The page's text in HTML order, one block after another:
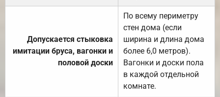
Допускается стыковка
имитации бруса, вагонки и
половой доски
По всему периметру
стен дома (если
ширина и длина дома
более 6,0 метров).
Вагонки и доски пола
в каждой отдельной
комнате.